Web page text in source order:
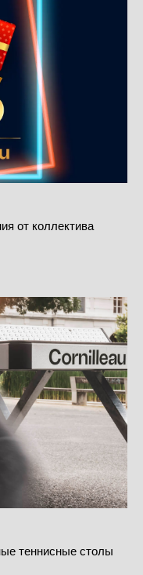
от коллектива
теннисные столы